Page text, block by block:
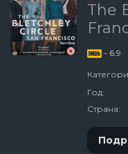
The
- 6.9
Год:
Страна: